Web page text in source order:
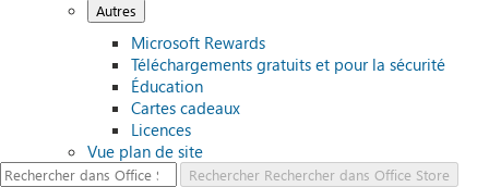
Autres
Microsoft Rewards
Téléchargements gratuits et pour la sécurité
Éducation
Cartes cadeaux
Licences
Vue plan de site
Rechercher Rechercher dans Office Store